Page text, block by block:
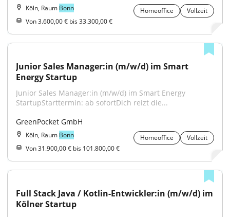
Köln, Raum Bonn Homeoffice
Vollzeit
Von 3.600,00 € bis 33.300,00 €
Junior Sales Manager:in (m/w/d) im Smart
Energy Startup
Junior Sales Manager:in (m/w/d) im Smart Energy
StartupStarttermin: ab sofortDich reizt die...
GreenPocket GmbH
Köln, Raum Bonn Homeoffice
Vollzeit
Von 31.900,00 € bis 101.800,00 €
Full Stack Java / Kotlin-Entwickler:in (m/w/d) im
Kölner Startup